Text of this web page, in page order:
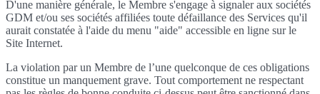
D'une manière générale, le Membre s'engage à signaler aux sociétés
GDM et/ou ses sociétés affiliées toute défaillance des Services qu'il
aurait constatée à l'aide du menu "aide" accessible en ligne sur le
Site Internet.
La violation par un Membre de l’une quelconque de ces obligations
constitue un manquement grave. Tout comportement ne respectant